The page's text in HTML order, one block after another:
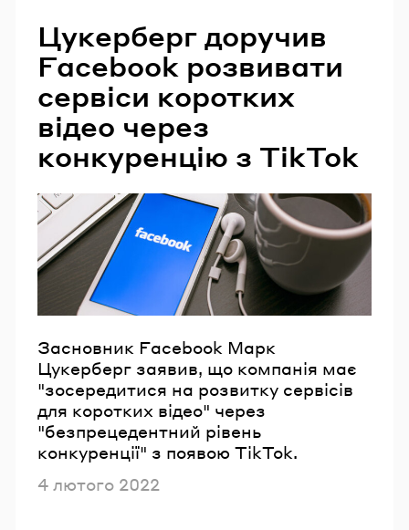
Цукерберг доручив
Facebook розвивати
сервіси коротких
відео через
конкуренцію з TikTok
Засновник Facebook Марк
Цукерберг заявив, що компанія має
"зосередитися на розвитку сервісів
для коротких відео" через
"безпрецедентний рівень
конкуренції" з появою TikTok.
Опубліковано
4 лютого 2022